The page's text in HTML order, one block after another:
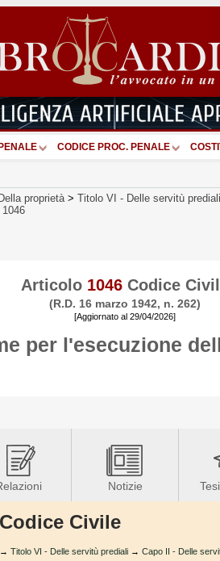
CODICE PROC. PENALE
proprietà > Titolo VI - Delle servitù prediali
Articolo 1046 Codice
(R.D. 16 marzo 1942, n. 262)
[Aggiornato al 29/04/2026]
per l'esecuzione
Notizie Tesi
Civile
→ Titolo VI - Delle servitù prediali → Capo II - Delle